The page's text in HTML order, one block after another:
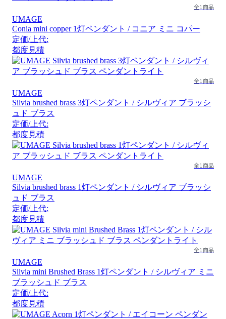
全1商品
UMAGE
Conia mini copper 1灯ペンダント / コニア ミニ コパー
定価/上代:
都度見積
全1商品
UMAGE
Silvia brushed brass 3灯ペンダント / シルヴィア ブラッシ
ュド ブラス
定価/上代:
都度見積
全1商品
UMAGE
Silvia brushed brass 1灯ペンダント / シルヴィア ブラッシ
ュド ブラス
定価/上代:
都度見積
全1商品
UMAGE
Silvia mini Brushed Brass 1灯ペンダント / シルヴィア ミニ
ブラッシュド ブラス
定価/上代:
都度見積